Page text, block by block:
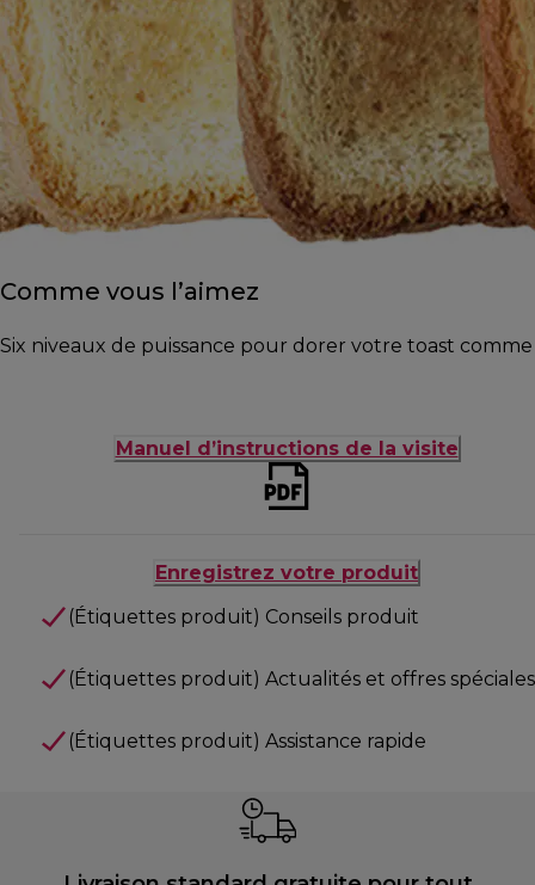
Comme vous l’aimez
Six niveaux de puissance pour dorer votre toast comme
Manuel d’instructions de la visite
Enregistrez votre produit
(Étiquettes produit) Conseils produit
(Étiquettes produit) Actualités et offres spéciales
(Étiquettes produit) Assistance rapide